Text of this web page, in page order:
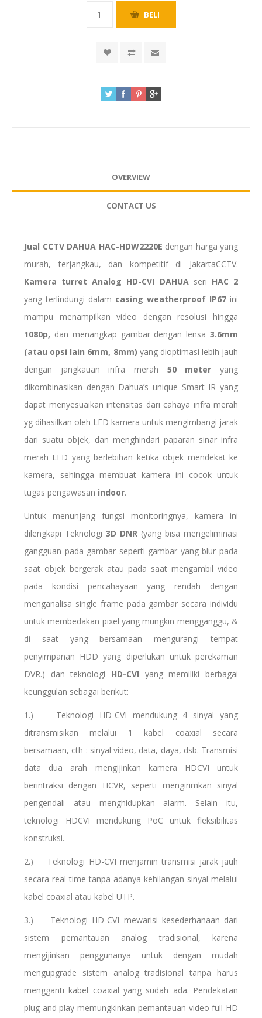
OVERVIEW
CONTACT US
Jual CCTV DAHUA HAC-HDW2220E dengan harga yang
murah, terjangkau, dan kompetitif di JakartaCCTV.
Kamera turret Analog HD-CVI DAHUA seri HAC 2
yang terlindungi dalam casing weatherproof IP67 ini
mampu menampilkan video dengan resolusi hingga
1080p, dan menangkap gambar dengan lensa3.6mm
(atau opsi lain 6mm, 8mm) yang dioptimasi lebih jauh
dengan jangkauan infra merah 50 meter yang
dikombinasikan dengan Dahua’s unique Smart IR yang
dapat menyesuaikan intensitas dari cahaya infra merah
yg dihasilkan oleh LED kamera untuk mengimbangi jarak
dari suatu objek, dan menghindari paparan sinar infra
merah LED yang berlebihan ketika objek mendekat ke
kamera, sehingga membuat kamera ini cocok untuk
tugas pengawasan indoor.
Untuk menunjang fungsi monitoringnya, kamera ini
dilengkapi Teknologi 3D DNR (yang bisa mengeliminasi
gangguan pada gambar seperti gambar yang blur pada
saat objek bergerak atau pada saat mengambil video
pada kondisi pencahayaan yang rendah dengan
menganalisa single frame pada gambar secara individu
untuk membedakan pixel yang mungkin mengganggu, &
di saat yang bersamaan mengurangi tempat
penyimpanan HDD yang diperlukan untuk perekaman
DVR.) dan teknologi HD-CVI yang memiliki berbagai
keunggulan sebagai berikut:
1.) Teknologi HD-CVI mendukung 4 sinyal yang
ditransmisikan melalui 1 kabel coaxial secara
bersamaan, cth : sinyal video, data, daya, dsb. Transmisi
data dua arah mengijinkan kamera HDCVI untuk
berintraksi dengan HCVR, seperti mengirimkan sinyal
pengendali atau menghidupkan alarm. Selain itu,
teknologi HDCVI mendukung PoC untuk fleksibilitas
konstruksi.
2.) Teknologi HD-CVI menjamin transmisi jarak jauh
secara real-time tanpa adanya kehilangan sinyal melalui
kabel coaxial atau kabel UTP.
3.) Teknologi HD-CVI mewarisi kesederhanaan dari
sistem pemantauan analog tradisional, karena
mengijinkan penggunanya untuk dengan mudah
mengupgrade sistem analog tradisional tanpa harus
mengganti kabel coaxial yang sudah ada. Pendekatan
plug and play memungkinkan pemantauan video full HD